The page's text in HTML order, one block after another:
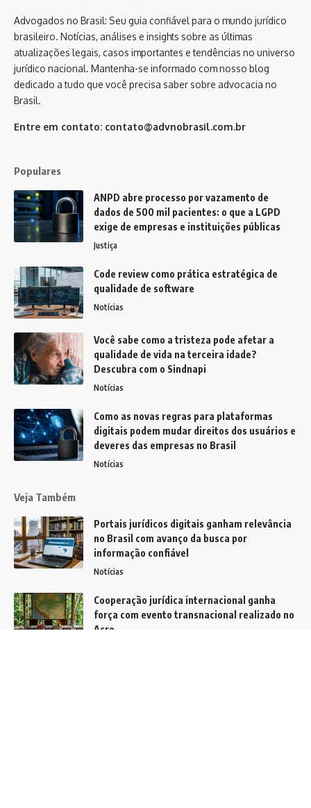
Advogados no Brasil: Seu guia confiável para o mundo jurídico
brasileiro. Notícias, análises e insights sobre as últimas
atualizações legais, casos importantes e tendências no universo
jurídico nacional. Mantenha-se informado com nosso blog
dedicado a tudo que você precisa saber sobre advocacia no
Brasil.
Entre em contato: contato@advnobrasil.com.br
Populares
ANPD abre processo por vazamento de
dados de 500 mil pacientes: o que a LGPD
exige de empresas e instituições públicas
Justiça
Code review como prática estratégica de
qualidade de software
Notícias
Você sabe como a tristeza pode afetar a
qualidade de vida na terceira idade?
Descubra com o Sindnapi
Notícias
Como as novas regras para plataformas
digitais podem mudar direitos dos usuários e
deveres das empresas no Brasil
Notícias
Veja Também
Portais jurídicos digitais ganham relevância
no Brasil com avanço da busca por
informação confiável
Notícias
Cooperação jurídica internacional ganha
força com evento transnacional realizado no
Acre